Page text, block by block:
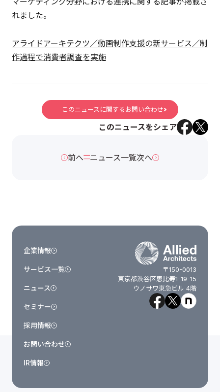
れました。
アライドアーキテクツ／動画制作支援の新サービス／制
作過程で消費者調査を実施
このニュースに関するお問い合わせ
このニュースをシェア
前へ ニュース一覧次へ
〒150-0013
東京都渋谷区恵比寿1-19-15
ウノサワ東急ビル 4階
企業情報
サービス一覧
ニュース
セミナー
採用情報
お問い合わせ
IR情報